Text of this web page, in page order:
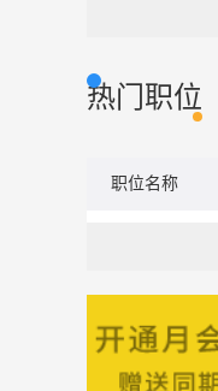
热门职位
职位名称